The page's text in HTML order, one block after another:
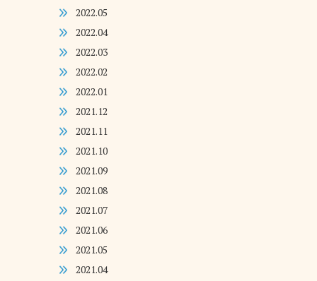
2022.05
2022.04
2022.03
2022.02
2022.01
2021.12
2021.11
2021.10
2021.09
2021.08
2021.07
2021.06
2021.05
2021.04